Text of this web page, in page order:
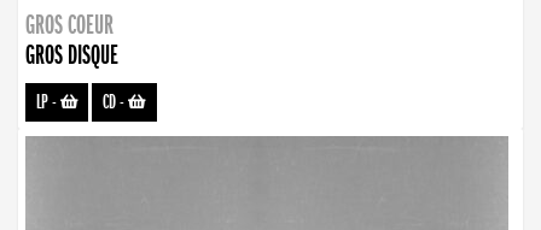
GROS COEUR
GROS DISQUE
LP- CD-